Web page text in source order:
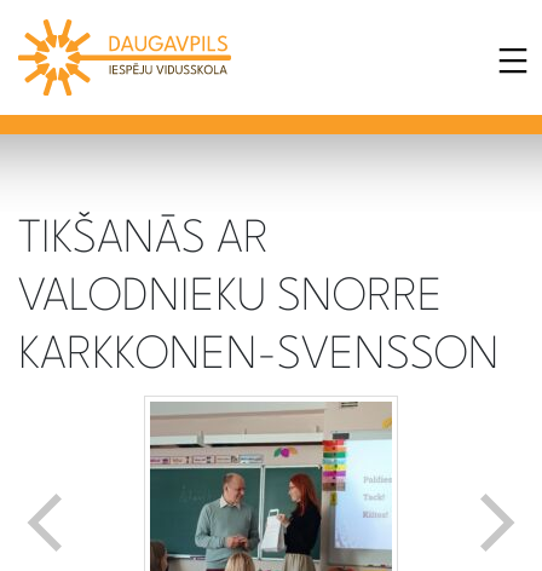
TIKŠANĀS AR
VALODNIEKU SNORRE
KARKKONEN-SVENSSON